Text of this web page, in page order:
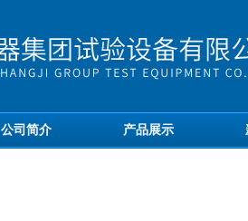
公司简介 产品展示